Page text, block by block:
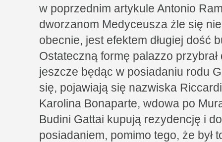
w poprzednim artykule Antonio
dworzanom Medyceusza źle się
obecnie, jest efektem długiej dość
Ostateczną formę palazzo
jeszcze będąc w posiadaniu rodu
się, pojawiają się nazwiska
Karolina Bonaparte, wdowa po
Budini Gattai kupują rezydencję i
posiadaniem, pomimo tego, że był